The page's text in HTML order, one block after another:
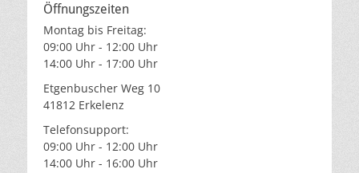
Öffnungszeiten
Montag bis Freitag:
09:00 Uhr - 12:00 Uhr
14:00 Uhr - 17:00 Uhr
Etgenbuscher Weg 10
41812 Erkelenz
Telefonsupport:
09:00 Uhr - 12:00 Uhr
14:00 Uhr - 16:00 Uhr